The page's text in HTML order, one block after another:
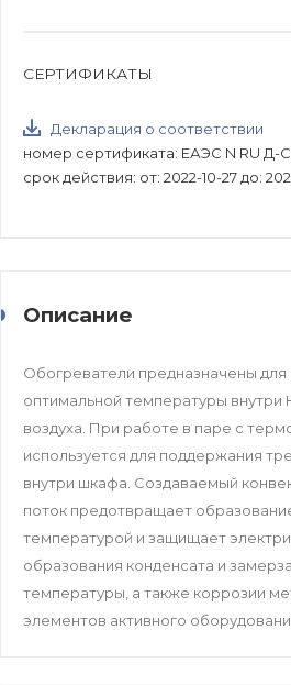
СЕРТИФИКАТЫ
Декларация о соответствии
номер сертификата: ЕАЭС N RU Д-
срок действия: от: 2022-10-27 до:
Описание
Обогреватели предназначены
оптимальной температуры внутри
воздуха. При работе в паре с
используется для поддержания
внутри шкафа. Создаваемый
поток предотвращает
температурой и защищает
образования конденсата и
температуры, а также коррозии
элементов активного